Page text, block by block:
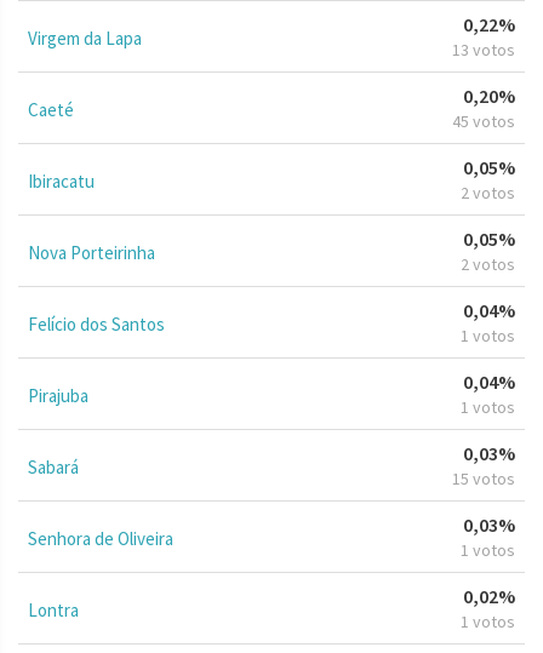
Virgem da Lapa
0,22%
13 votos
Caeté
0,20%
45 votos
Ibiracatu
0,05%
2 votos
Nova Porteirinha
0,05%
2 votos
Felício dos Santos
0,04%
1 votos
Pirajuba
0,04%
1 votos
Sabará
0,03%
15 votos
Senhora de Oliveira
0,03%
1 votos
Lontra
0,02%
1 votos